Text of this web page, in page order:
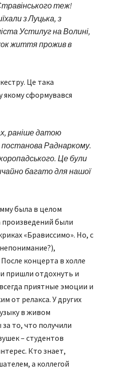
теж!
з Луцька, з
Устилуг на Волині,
життя прожив в
Це така
якому сформувався
раніше датою
постанова Раднаркому.
Це були
багато для нашої
была в целом
произведений были
«Брависсимо». Но, с
концерта в холле
пришли отдохнуть и
приятные эмоции и
от релакса. У других
в живом
то, что получили
– студентов
Кто знает,
а коллегой